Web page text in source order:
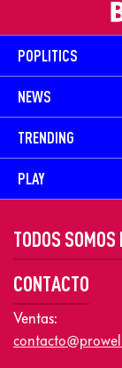
POPLITICS
NEWS
TRENDING
PLAY
TODOS SOMOS
CONTACTO
Ventas: